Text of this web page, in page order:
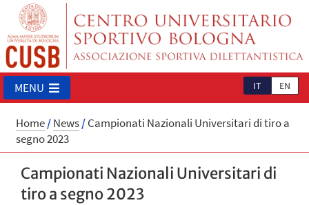
IT EN
MENU
Home/News/Campionati Nazionali Universitari di tiro a
segno 2023
Campionati Nazionali Universitari di
tiro a segno 2023